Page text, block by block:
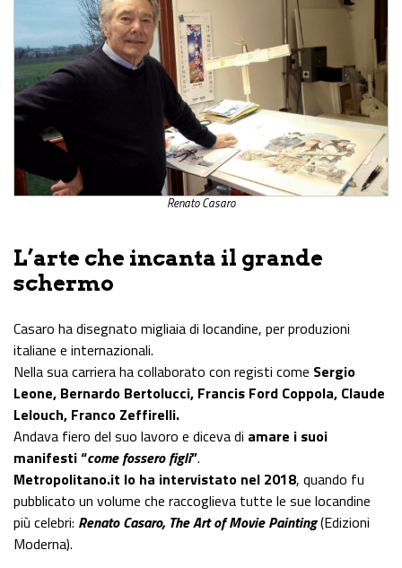
Renato Casaro
L’arte che incanta il grande
schermo
Casaro ha disegnato migliaia di locandine, per produzioni
italiane e internazionali.
Nella sua carriera ha collaborato con registi come Sergio
Leone, Bernardo Bertolucci, Francis Ford Coppola, Claude
Lelouch, Franco Zeffirelli.
Andava fiero del suo lavoro e diceva di amare i suoi
manifesti “come fossero figli”.
Metropolitano.it lo ha intervistato nel 2018, quando fu
pubblicato un volume che raccoglieva tutte le sue locandine
più celebri: Renato Casaro, The Art of Movie Painting(Edizioni
Moderna).